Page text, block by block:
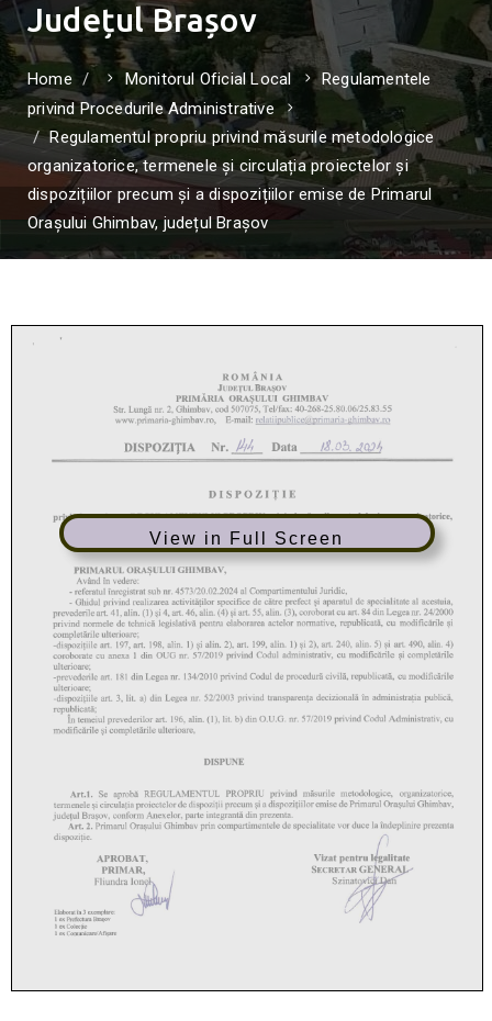
Județul Brașov
Home Monitorul Oficial Local
Regulamentele
privind Procedurile Administrative
Regulamentul propriu privind măsurile metodologice
organizatorice, termenele și circulația proiectelor și
dispozițiilor precum și a dispozițiilor emise de Primarul
Orașului Ghimbav, județul Brașov
View in Full Screen